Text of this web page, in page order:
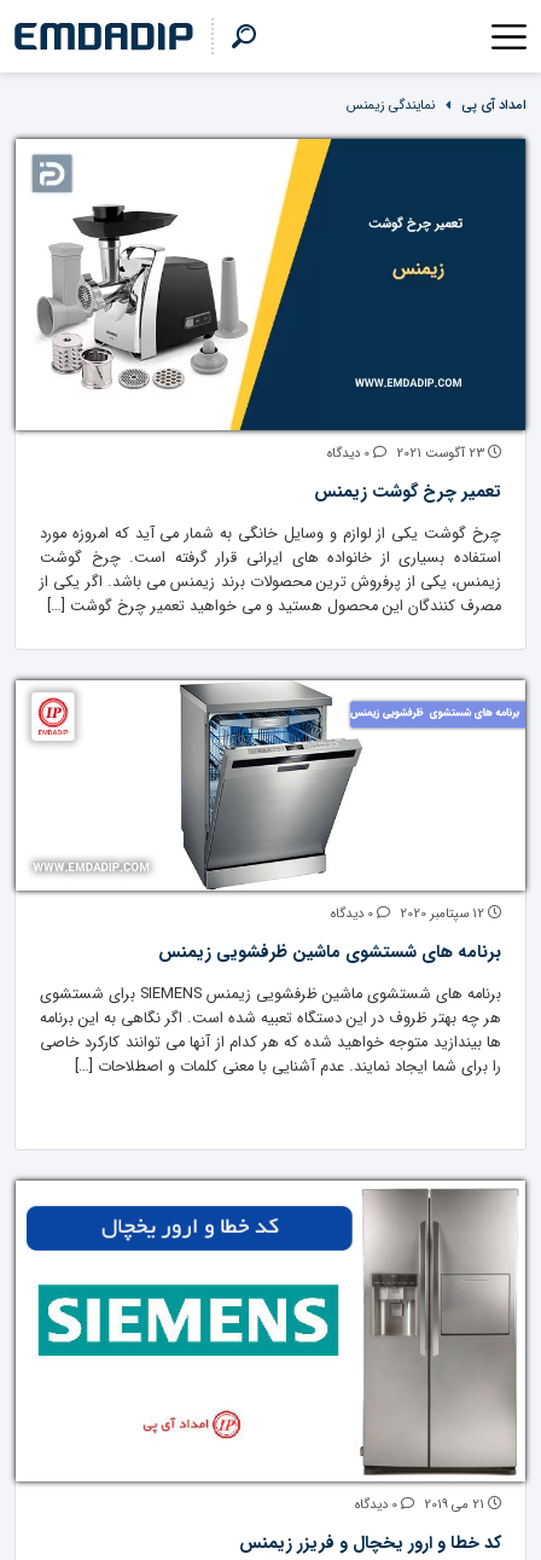
امداد آی پی نمایندگی زیمنس
تعمیر چرخ گوشت زیمنس
چرخ گوشت یکی از لوازم و وسایل خانگی به شمار می آید که امروزه مورد
استفاده بسیاری از خانواده های ایرانی قرار گرفته است. چرخ گوشت
زیمنس، یکی از پرفروش ترین محصولات برند زیمنس می باشد. اگر یکی از
مصرف کنندگان این محصول هستید و می خواهید تعمیر چرخ گوشت […]
برنامه های شستشوی ماشین ظرفشویی زیمنس
برنامه های شستشوی ماشین ظرفشویی زیمنس SIEMENS برای شستشوی
هر چه بهتر ظروف در این دستگاه تعبیه شده است. اگر نگاهی به این برنامه
ها بیندازید متوجه خواهید شده که هر کدام از آنها می توانند کارکرد خاصی
را برای شما ایجاد نمایند. عدم آشنایی با معنی کلمات و اصطلاحات […]
کد خطا و ارور یخچال و فریزر زیمنس